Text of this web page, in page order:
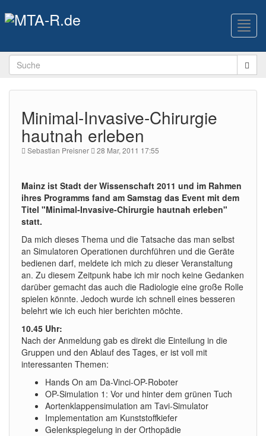
Minimal-Invasive-Chirurgie
hautnah erleben
Sebastian Preisner 28 Mar, 2011 17:55
Mainz ist Stadt der Wissenschaft 2011 und im Rahmen
ihres Programms fand am Samstag das Event mit dem
Titel "Minimal-Invasive-Chirurgie hautnah erleben"
statt.
Da mich dieses Thema und die Tatsache das man selbst
an Simulatoren Operationen durchführen und die Geräte
bedienen darf, meldete ich mich zu dieser Veranstaltung
an. Zu diesem Zeitpunk habe ich mir noch keine Gedanken
darüber gemacht das auch die Radiologie eine große Rolle
spielen könnte. Jedoch wurde ich schnell eines besseren
belehrt wie ich euch hier berichten möchte.
10.45 Uhr:
Nach der Anmeldung gab es direkt die Einteilung in die
Gruppen und den Ablauf des Tages, er ist voll mit
interessanten Themen:
Hands On am Da-Vinci-OP-Roboter
OP-Simulation 1: Vor und hinter dem grünen Tuch
Aortenklappensimulation am Tavi-Simulator
Implementation am Kunststoffkiefer
Gelenkspiegelung in der Orthopädie